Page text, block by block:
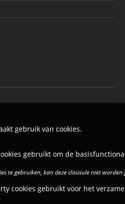
gebruik van cookies.
gebruikt om de
te gebruiken, kan deze clausule niet worden
cookies gebruikt voor het